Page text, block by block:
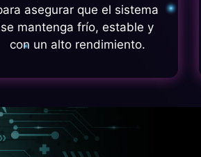
asegurar que el sistema
se mantenga frío, estable y
con un alto rendimiento.